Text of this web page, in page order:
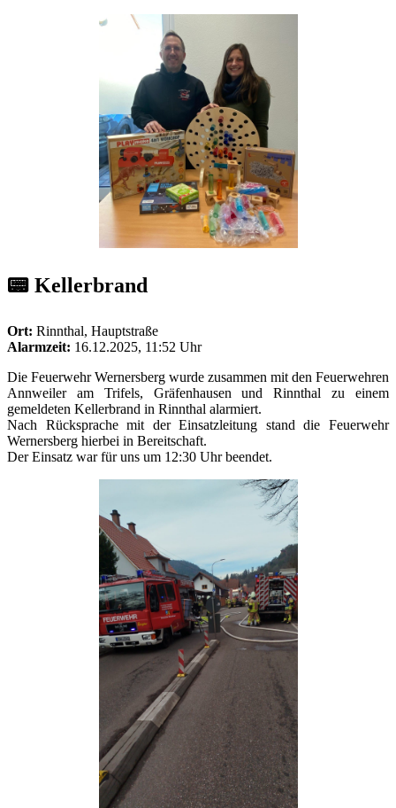
📟 Kellerbrand
Ort: Rinnthal, Hauptstraße
Alarmzeit: 16.12.2025, 11:52 Uhr
Die Feuerwehr Wernersberg wurde zusammen mit den Feuerwehren
Annweiler am Trifels, Gräfenhausen und Rinnthal zu einem
gemeldeten Kellerbrand in Rinnthal alarmiert.
Nach Rücksprache mit der Einsatzleitung stand die Feuerwehr
Wernersberg hierbei in Bereitschaft.
Der Einsatz war für uns um 12:30 Uhr beendet.